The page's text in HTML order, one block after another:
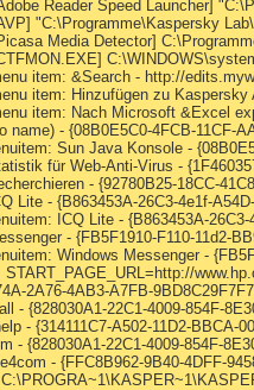
Reader Speed Launcher]
"C:\Programme\Kaspersky
Media Detector]
item: &Search - http://
item: Hinzufügen zu
item: Nach Microsoft &Excel
name) - {08B0E5C0-4FCB-11CF-
Sun Java Konsole -
für Web-Anti-Virus -
- {92780B25-18CC-
Lite - {B863453A-26C3-4e1f-
ICQ Lite - {B863453A-
- {FB5F1910-F110-11d2-
Windows Messenger -
2A76-4AB3-A7FB-
- {828030A1-22C1-4009-854F-
- {314111C7-A502-11D2-BBCA-
- {828030A1-22C1-4009-854F-
- {FFC8B962-9B40-4DFF-